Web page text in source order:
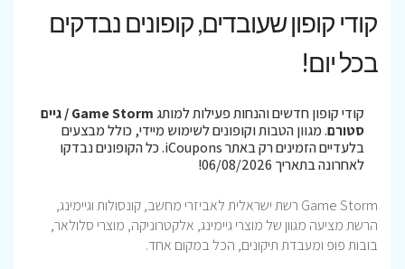
קודי קופון שעובדים, קופונים נבדקים
בכל יום!
קודי קופון חדשים והנחות פעילות למותג
Game Storm / גיים
סטורם. מגוון הטבות וקופונים לשימוש מיידי, כולל מבצעים
בלעדיים הזמינים רק באתר iCoupons. כל הקופונים נבדקו
לאחרונה בתאריך 06/08/2026!
Game Storm רשת ישראלית לאביזרי מחשב, קונסולות וגיימינג,
הרשת מציעה מגוון של מוצרי גיימינג, אלקטרוניקה, מוצרי סלולאר,
בובות פופ ומעבדת תיקונים, הכל במקום אחד.